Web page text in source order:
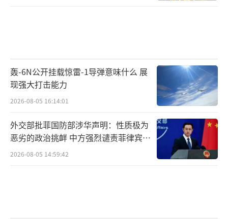
轰-6N公开挂载惊雷-1导弹意味什么 展
现强大打击能力
2026-08-05 16:14:01
外交部批菲国防部涉华声明：性质极为
恶劣的政治挑衅 中方强烈谴责菲律宾行
为
2026-08-05 14:59:42